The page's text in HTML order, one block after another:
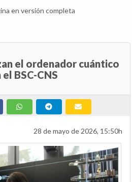
en versión completa
el ordenador cuántico
BSC-CNS
28 de mayo de 2026, 15:50h